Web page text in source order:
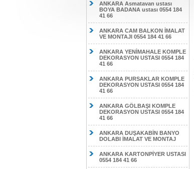
ANKARA Asmatavan ustası
BOYA BADANA ustası 0554 184
41 66
ANKARA CAM BALKON İMALAT
VE MONTAJI 0554 184 41 66
ANKARA YENİMAHALE KOMPLE
DEKORASYON USTASI 0554 184
41 66
ANKARA PURSAKLAR KOMPLE
DEKORASYON USTASI 0554 184
41 66
ANKARA GÖLBAŞI KOMPLE
DEKORASYON USTASI 0554 184
41 66
ANKARA DUŞAKABİN BANYO
DOLABI İMALAT VE MONTAJ
ANKARA KARTONPİYER USTASI
0554 184 41 66